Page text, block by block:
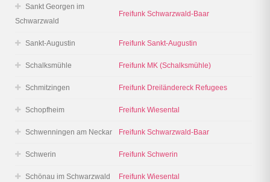
Sankt Georgen im
Schwarzwald
Freifunk Schwarzwald-Baar
Sankt-Augustin Freifunk Sankt-Augustin
Schalksmühle Freifunk MK (Schalksmühle)
Schmitzingen Freifunk Dreiländereck Refugees
Schopfheim Freifunk Wiesental
Schwenningen am Neckar Freifunk Schwarzwald-Baar
Schwerin Freifunk Schwerin
Schönau im Schwarzwald Freifunk Wiesental